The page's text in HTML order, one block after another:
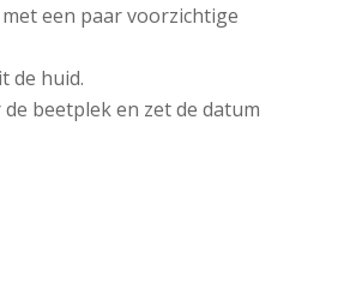
een paar voorzichtige
de huid.
beetplek en zet de datum